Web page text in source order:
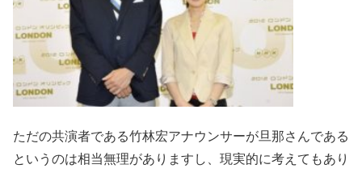
ただの共演者である竹林宏アナウンサーが旦那さんである
というのは相当無理がありますし、現実的に考えてもあり